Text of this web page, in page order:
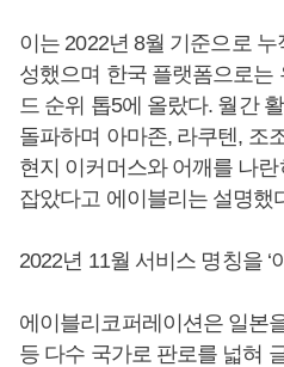
이는 2022년 8월 기준으로
성했으며 한국 플랫폼으로는
드 순위 톱5에 올랐다. 월간
돌파하며 아마존, 라쿠텐, 조
현지 이커머스와 어깨를 나
잡았다고 에이블리는 설명했
2022년 11월 서비스 명칭을 ‘
에이블리코퍼레이션은 일본
등 다수 국가로 판로를 넓혀